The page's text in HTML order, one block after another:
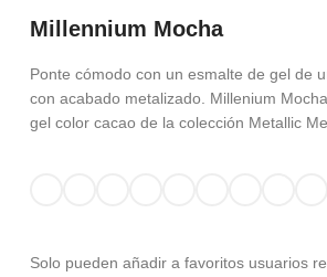
Millennium Mocha
Ponte cómodo con un esmalte de gel de
con acabado metalizado. Millenium
gel color cacao de la colección Metallic
Solo pueden añadir a favoritos usuarios